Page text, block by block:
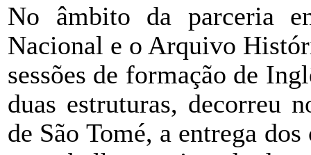
No âmbito da parceria
Nacional e o Arquivo
sessões de formação de
duas estruturas, decorreu
de São Tomé, a entrega